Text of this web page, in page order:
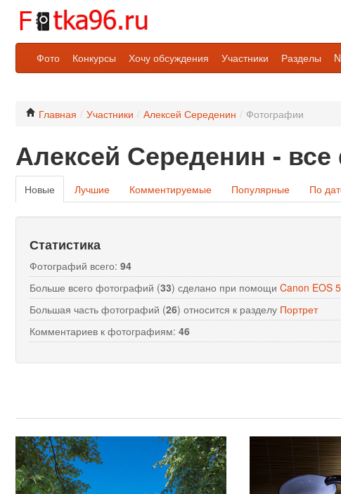
Фото Конкурсы Хочу обсуждения Участники Разделы
Главная / Участники / Алексей Середенин / Фотографии
Алексей Середенин -
Новые Лучшие Комментируемые Популярные По
Статистика
Фотографий всего: 94
Больше всего фотографий (33) сделано при помощи Canon EOS
Большая часть фотографий (26) относится к разделу Портрет
Комментариев к фотографиям: 46